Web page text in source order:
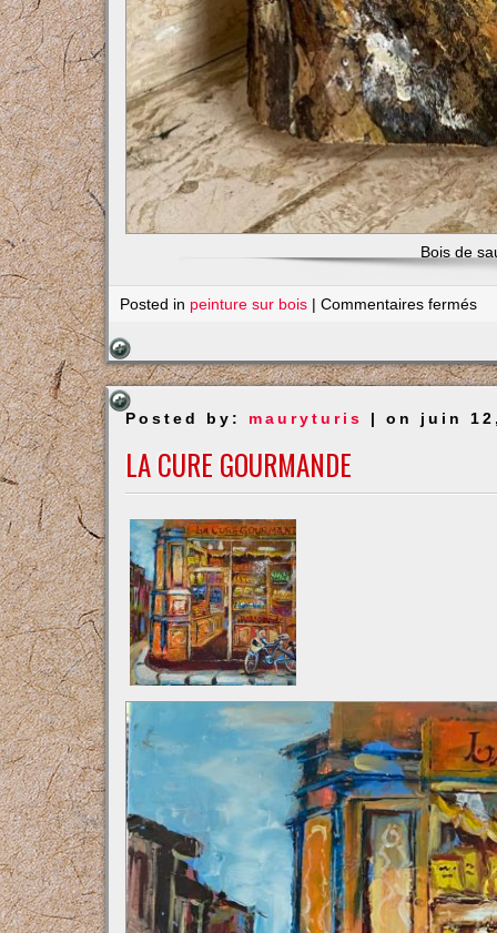
Bois de
Posted in peinture sur bois |Commentaires fermés
Posted by: mauryturis | on juin
LA CURE GOURMANDE